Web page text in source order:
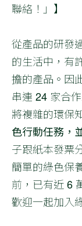
聯絡！」】
從產品的研發
的生活中，有
擔的產品。因
串連 24 家合
將複雜的環保
色行動任務，
子跟紙本發票
簡單的綠色保
前，已有近 6
歡迎一起加入